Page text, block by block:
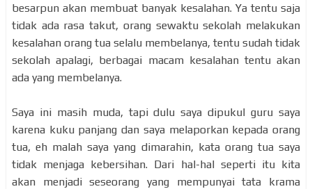
besarpun akan membuat banyak kesalahan. Ya tentu saja
tidak ada rasa takut, orang sewaktu sekolah melakukan
kesalahan orang tua selalu membelanya, tentu sudah tidak
sekolah apalagi, berbagai macam kesalahan tentu akan
ada yang membelanya.
Saya ini masih muda, tapi dulu saya dipukul guru saya
karena kuku panjang dan saya melaporkan kepada orang
tua, eh malah saya yang dimarahin, kata orang tua saya
tidak menjaga kebersihan. Dari hal-hal seperti itu kita
akan menjadi seseorang yang mempunyai tata krama